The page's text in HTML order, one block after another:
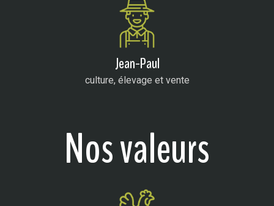
Jean-Paul
culture, élevage et vente
Nos valeurs